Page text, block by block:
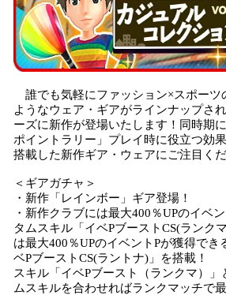
誰でも気軽にファッション×スポーツ
ようなウェア・ギアがラインナップさ
ーズに新作が登場いたします！同時期
ポイントラリー」プレイ時に役立つ効
搭載した新作ギア・ウェアにご注目く
＜ギアガチャ＞
・新作「レインボー」ギア登場！
・新作クラブには最大400％UPのイベ
タムスキル「イベPブーストCS(ランク
は最大400％UPのイベントPが獲得でき
ベPブーストCS(ラントナ)」を搭載！
スキル「イベPブースト（ランクマ）
ムスキルを合わせればランクマッチで